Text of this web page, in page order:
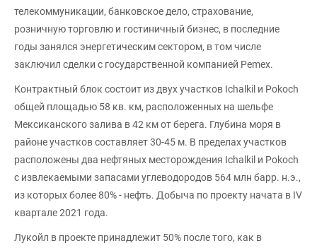
телекоммуникации, банковское дело, страхование,
розничную торговлю и гостиничный бизнес, в последние
годы занялся энергетическим сектором, в том числе
заключил сделки с государственной компанией Pemex.
Контрактный блок состоит из двух участков Ichalkil и Pokoch
общей площадью 58 кв. км, расположенных на шельфе
Мексиканского залива в 42 км от берега. Глубина моря в
районе участков составляет 30-45 м. В пределах участков
расположены два нефтяных месторождения Ichalkil и Pokoch
с извлекаемыми запасами углеводородов 564 млн барр. н.э.,
из которых более 80% - нефть. Добыча по проекту начата в IV
квартале 2021 года.
Лукойл в проекте принадлежит 50% после того, как в